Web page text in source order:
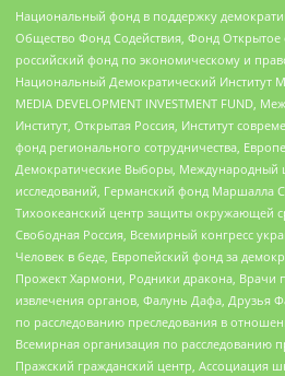
Национальный фонд в поддержку
Общество Фонд Содействия, Фонд
российский фонд по экономическому и
Национальный Демократический
MEDIA DEVELOPMENT INVESTMENT FUND,
Институт, Открытая Россия, Институт
фонд регионального сотрудничества,
Демократические Выборы, Международный
исследований, Германский фонд Маршалла
Тихоокеанский центр защиты окружающей
Свободная Россия, Всемирный конгресс
Человек в беде, Европейский фонд за
Прожект Хармони, Родники дракона, Врачи
извлечения органов, Фалунь Дафа, Друзья
по расследованию преследования в
Всемирная организация по расследованию
Пражский гражданский центр, Ассоциация